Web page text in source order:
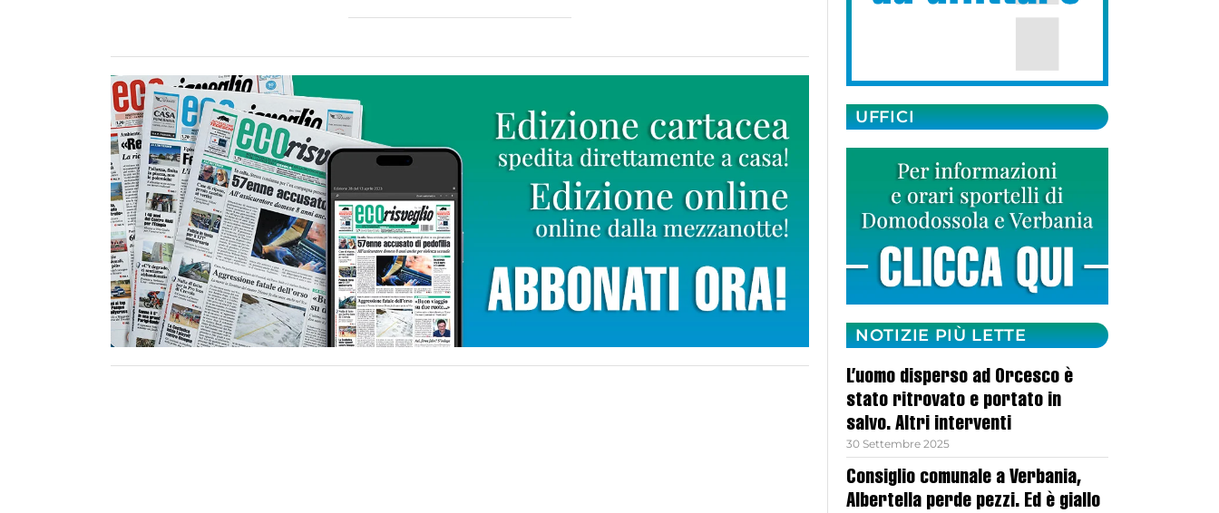
UFFICI
NOTIZIE PIÙ LETTE
L’uomo disperso ad Orcesco è
stato ritrovato e portato in
salvo. Altri interventi
30 Settembre 2025
Consiglio comunale a Verbania,
Albertella perde pezzi. Ed è giallo